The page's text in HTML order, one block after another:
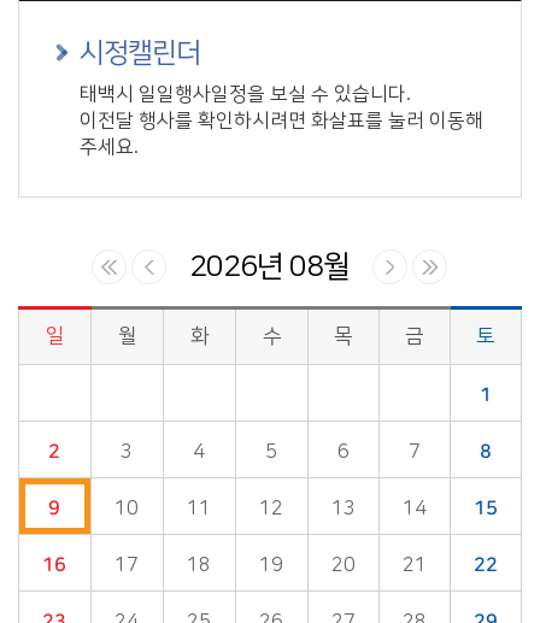
시정캘린더
태백시 일일행사일정을 보실 수 있습니다.
이전달 행사를 확인하시려면 화살표를 눌러 이동해
주세요.
2026년 08월
시정소식>시정 캘린더 게시판의 (2026년 08월) 달력형태로 일정명, 일정내용을 제공합니다.
일 월 화 수 목 금 토
1
2 3 4 5 6 7 8
9 10 11 12 13 14 15
16 17 18 19 20 21 22